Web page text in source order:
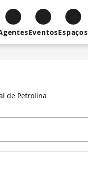
EventosEspaços
de Petrolina